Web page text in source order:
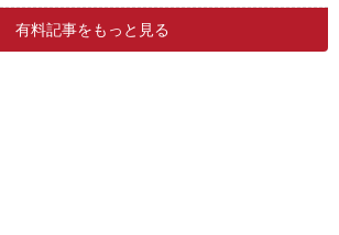
有料記事をもっと見る